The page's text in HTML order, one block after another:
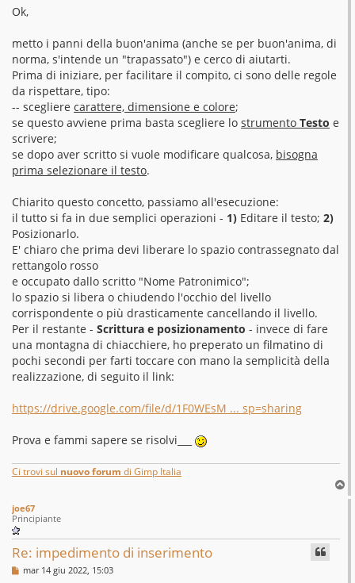
Ok,
metto i panni della buon'anima (anche se per buon'anima, di
norma, s'intende un "trapassato") e cerco di aiutarti.
Prima di iniziare, per facilitare il compito, ci sono delle regole
da rispettare, tipo:
-- scegliere carattere, dimensione e colore;
se questo avviene prima basta scegliere lo strumento Testo e
scrivere;
se dopo aver scritto si vuole modificare qualcosa, bisogna
prima selezionare il testo.
Chiarito questo concetto, passiamo all'esecuzione:
il tutto si fa in due semplici operazioni - 1) Editare il testo; 2)
Posizionarlo.
E' chiaro che prima devi liberare lo spazio contrassegnato dal
rettangolo rosso
e occupato dallo scritto "Nome Patronimico";
lo spazio si libera o chiudendo l'occhio del livello
corrispondente o più drasticamente cancellando il livello.
Per il restante - Scrittura e posizionamento - invece di fare
una montagna di chiacchiere, ho preperato un filmatino di
pochi secondi per farti toccare con mano la semplicità della
realizzazione, di seguito il link:
https://drive.google.com/file/d/1F0WEsM ... sp=sharing
Prova e fammi sapere se risolvi___
Ci trovi sul nuovo forum di Gimp Italia
o
joe67
Principiante
Re: impedimento di inserimento
M
mar 14 giu 2022, 15:03